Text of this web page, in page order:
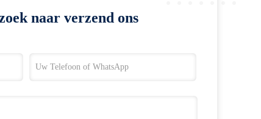
naar verzend ons